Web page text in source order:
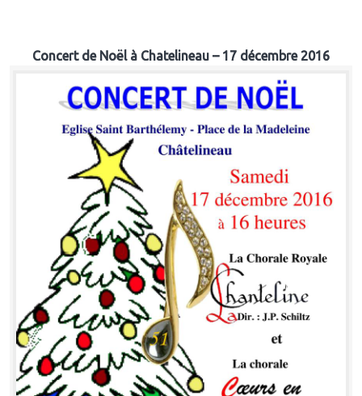
Concert de Noël à Chatelineau – 17 décembre 2016